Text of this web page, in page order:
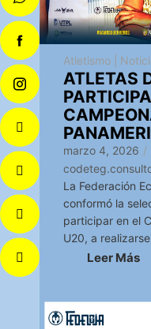
Atletismo
ATLETAS
marzo 4, 2026 /
La Federación
conformó la
participar en el
U20, a
Leer Más